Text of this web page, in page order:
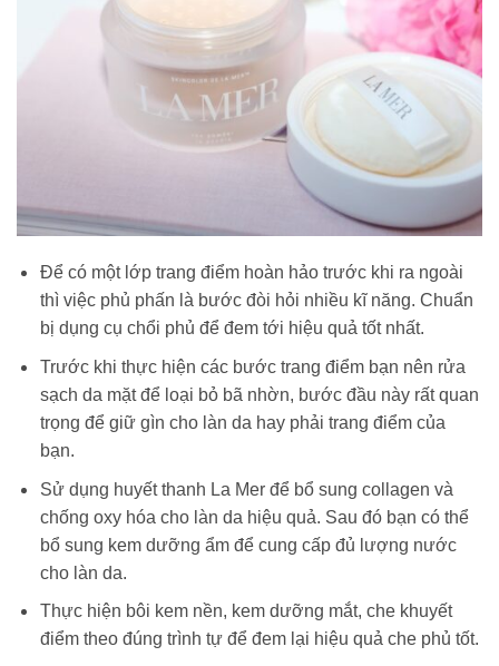
Để có một lớp trang điểm hoàn hảo trước khi ra ngoài
thì việc phủ phấn là bước đòi hỏi nhiều kĩ năng. Chuẩn
bị dụng cụ chổi phủ để đem tới hiệu quả tốt nhất.
Trước khi thực hiện các bước trang điểm bạn nên rửa
sạch da mặt để loại bỏ bã nhờn, bước đầu này rất quan
trọng để giữ gìn cho làn da hay phải trang điểm của
bạn.
Sử dụng huyết thanh La Mer để bổ sung collagen và
chống oxy hóa cho làn da hiệu quả. Sau đó bạn có thể
bổ sung kem dưỡng ẩm để cung cấp đủ lượng nước
cho làn da.
Thực hiện bôi kem nền, kem dưỡng mắt, che khuyết
điểm theo đúng trình tự để đem lại hiệu quả che phủ tốt.